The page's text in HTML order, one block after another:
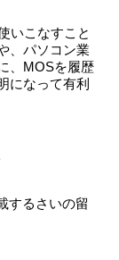
いこなすこと
、パソコン業
、MOSを履歴
になって有利
するさいの留